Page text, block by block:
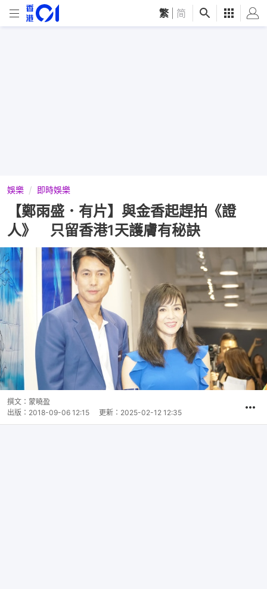
繁 简
娛樂 即時娛樂
【鄭雨盛．有片】與金香起趕拍《證
人》 只留香港1天護膚有秘訣
撰文： 蒙曉盈
出版： 2018-09-06 12:15 更新： 2025-02-12 12:35